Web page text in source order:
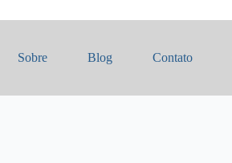
Sobre Blog Contato